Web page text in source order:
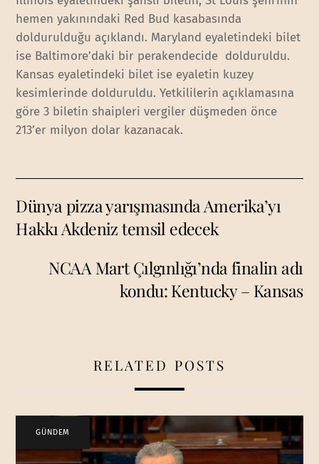
hemen yakınındaki Red Bud kasabasında
doldurulduğu açıklandı. Maryland eyaletindeki bilet
ise Baltimore’daki bir perakendecide dolduruldu.
Kansas eyaletindeki bilet ise eyaletin kuzey
kesimlerinde dolduruldu. Yetkililerin açıklamasına
göre 3 biletin shaipleri vergiler düşmeden önce
213’er milyon dolar kazanacak.
Dünya pizza yarışmasında Amerika’yı
Hakkı Akdeniz temsil edecek
NCAA Mart Çılgınlığı’nda finalin adı
kondu: Kentucky – Kansas
RELATED POSTS
GÜNDEM